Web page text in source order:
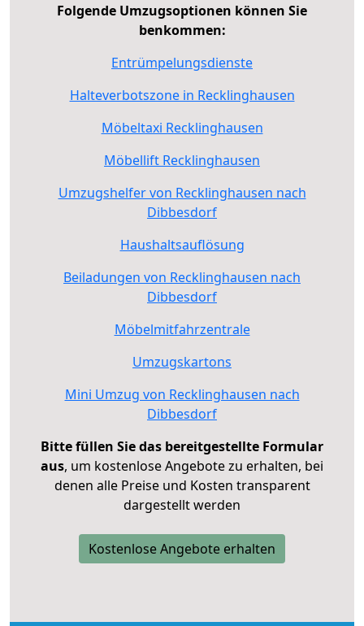
Folgende Umzugsoptionen können Sie
benkommen:
Entrümpelungsdienste
Halteverbotszone in Recklinghausen
Möbeltaxi Recklinghausen
Möbellift Recklinghausen
Umzugshelfer von Recklinghausen nach
Dibbesdorf
Haushaltsauflösung
Beiladungen von Recklinghausen nach
Dibbesdorf
Möbelmitfahrzentrale
Umzugskartons
Mini Umzug von Recklinghausen nach
Dibbesdorf
Bitte füllen Sie das bereitgestellte Formular
aus, um kostenlose Angebote zu erhalten, bei
denen alle Preise und Kosten transparent
dargestellt werden
Kostenlose Angebote erhalten